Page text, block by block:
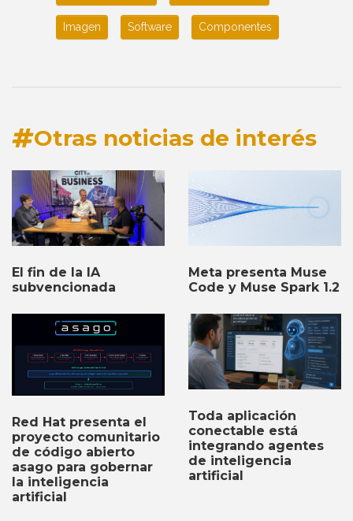
Imagen Software Componentes
Otras noticias de interés
El fin de la IA
subvencionada
Meta presenta Muse
Code y Muse Spark 1.2
Red Hat presenta el
proyecto comunitario
de código abierto
asago para gobernar
la inteligencia
artificial
Toda aplicación
conectable está
integrando agentes
de inteligencia
artificial